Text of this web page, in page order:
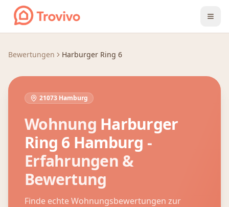
Zum Inhalt springen
Bewertungen Harburger Ring 6
21073 Hamburg
Wohnung Harburger
Ring 6 Hamburg -
Erfahrungen &
Bewertung
Finde echte Wohnungsbewertungen zur